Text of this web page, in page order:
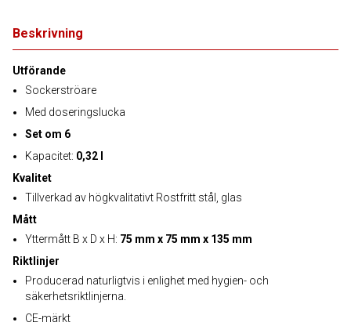
Beskrivning
Utförande
Sockerströare
Med doseringslucka
Set om 6
Kapacitet: 0,32 l
Kvalitet
Tillverkad av högkvalitativt Rostfritt stål, glas
Mått
Yttermått B x D x H: 75 mm x 75 mm x 135 mm
Riktlinjer
Producerad naturligtvis i enlighet med hygien- och
säkerhetsriktlinjerna.
CE-märkt